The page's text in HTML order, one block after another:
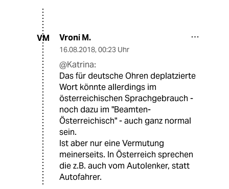
VM Vroni M.
16.08.2018, 00:23 Uhr
@Katrina:
Das für deutsche Ohren deplatzierte
Wort könnte allerdings im
österreichischen Sprachgebrauch -
noch dazu im "Beamten-
Österreichisch" - auch ganz normal
sein.
Ist aber nur eine Vermutung
meinerseits. In Österreich sprechen
die z.B. auch vom Autolenker, statt
Autofahrer.